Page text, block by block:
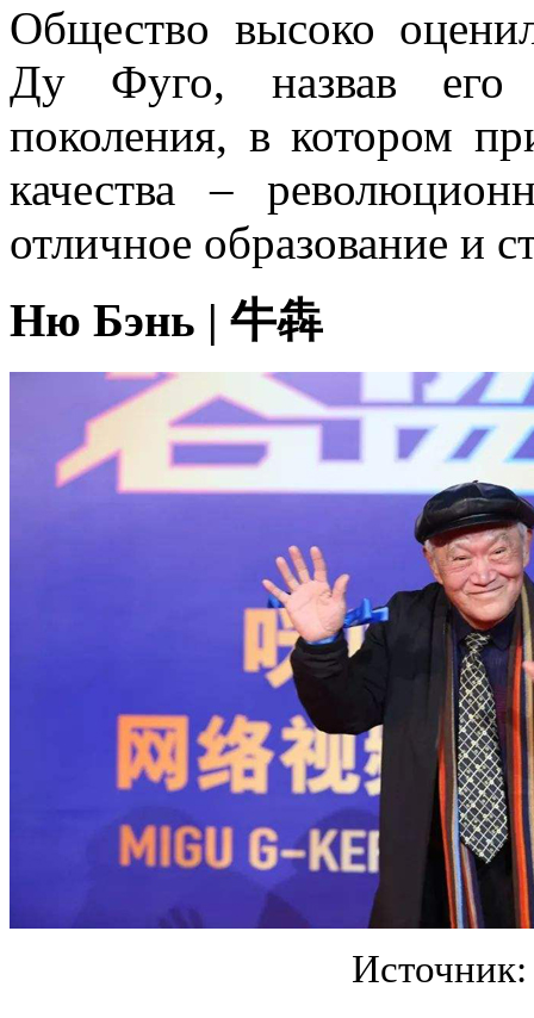
Общество высоко
Ду Фуго, назвав его
поколения, в котором
качества –
отличное образование и
Ню Бэнь | 牛犇